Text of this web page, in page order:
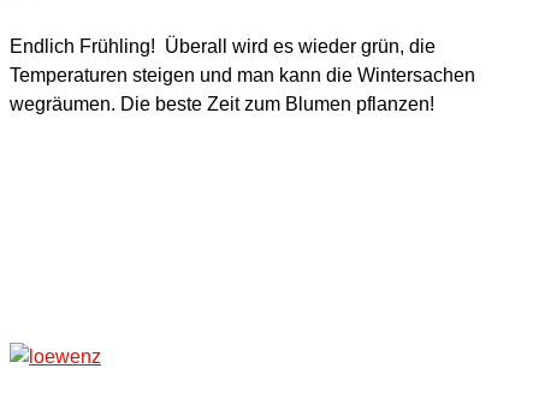
Endlich Frühling! Überall wird es wieder grün, die
Temperaturen steigen und man kann die Wintersachen
wegräumen. Die beste Zeit zum Blumen pflanzen!